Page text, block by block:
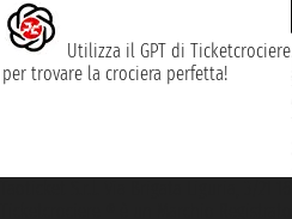
Utilizza il GPT di Ticketcrociere
per trovare la crociera perfetta!